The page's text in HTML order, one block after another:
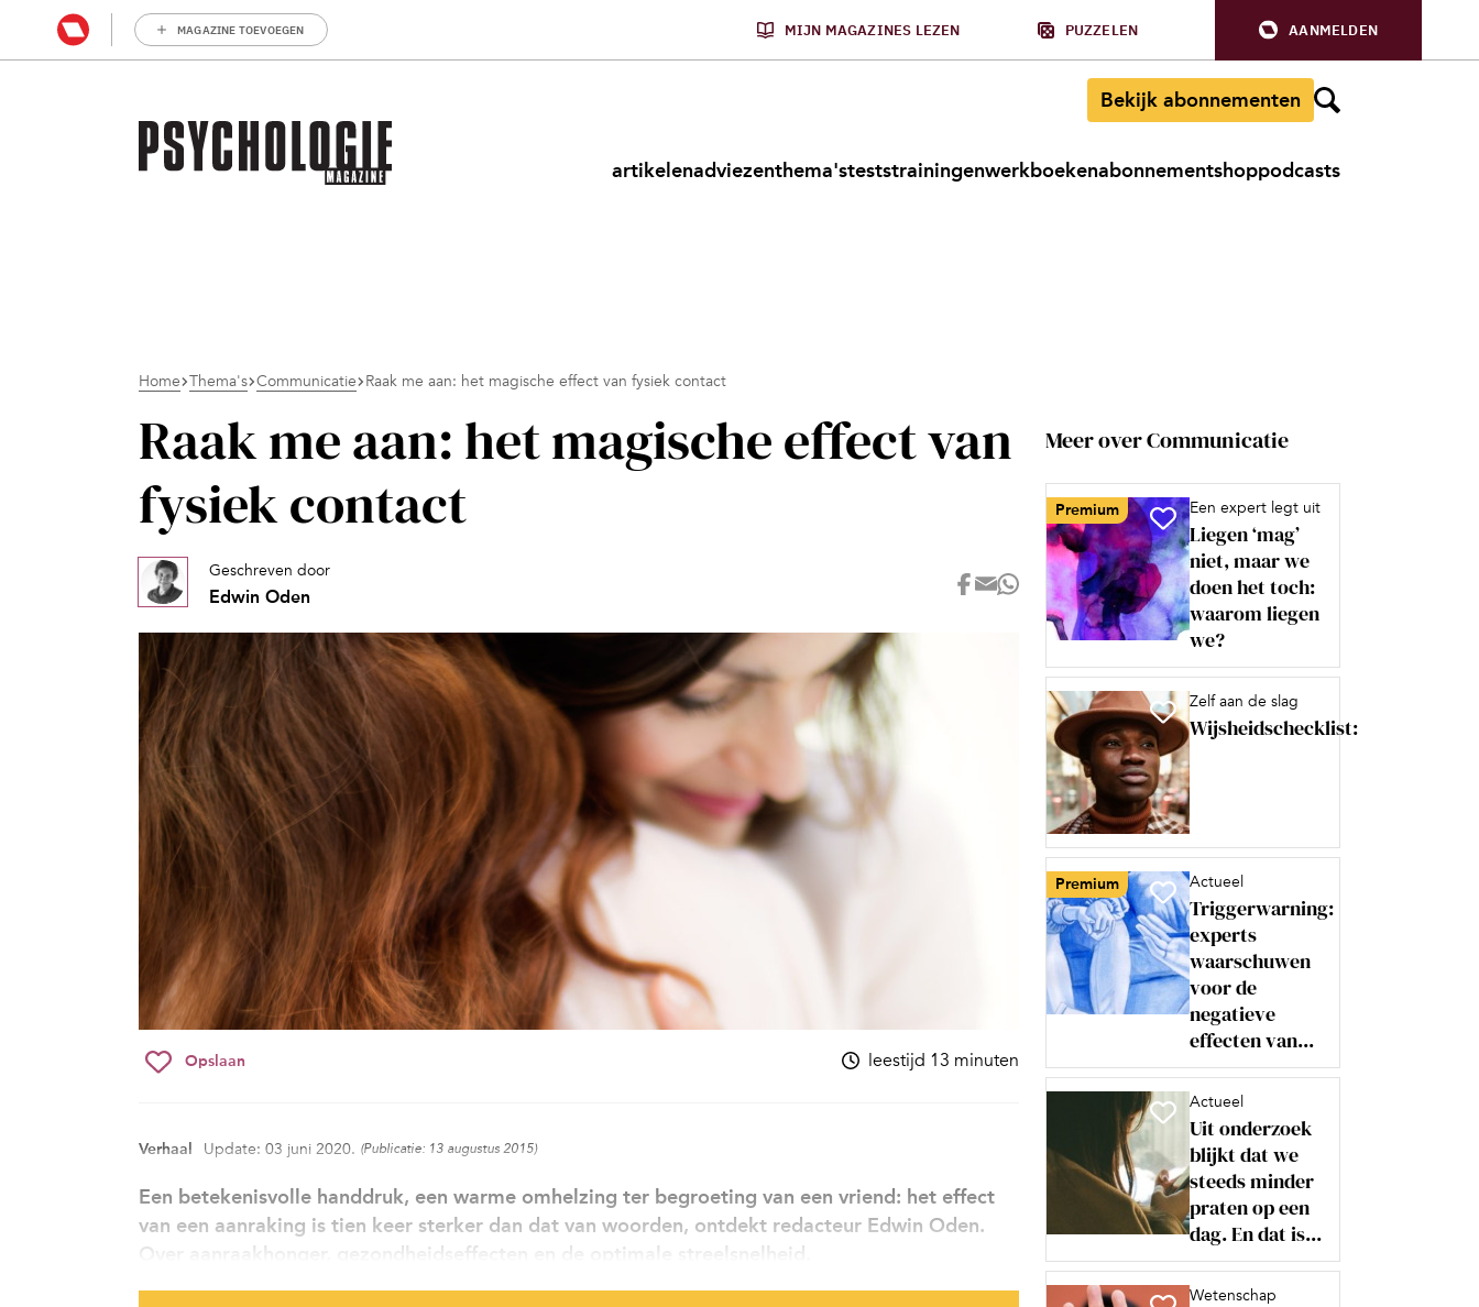
MAGAZINE TOEVOEGEN MIJN MAGAZINES LEZEN PUZZELEN AANMELDEN
Bekijk abonnementen
artikelenadviezenthema'steststrainingenwerkboekenabonnementshoppodcasts
Home Thema's Communicatie Raak me aan: het magische effect van fysiek contact
Raak me aan: het magische effect van
fysiek contact
Geschreven door
Edwin Oden
Opslaan leestijd 13 minuten
Verhaal Update: 03 juni 2020. (Publicatie: 13 augustus 2015)
Een betekenisvolle handdruk, een warme omhelzing ter begroeting van een vriend: het effect
van een aanraking is tien keer sterker dan dat van woorden, ontdekt redacteur Edwin Oden.
Over aanraakhonger, gezondheidseffecten en de optimale streelsnelheid.
Meer over Communicatie
Premium Een expert legt uit
Liegen ‘mag’
niet, maar we
doen het toch:
waarom liegen
we?
Zelf aan de slag
Wijsheidschecklist:
Premium Actueel
Triggerwarning:
experts
waarschuwen
voor de
negatieve
effecten van...
Actueel
Uit onderzoek
blijkt dat we
steeds minder
praten op een
dag. En dat is...
Wetenschap